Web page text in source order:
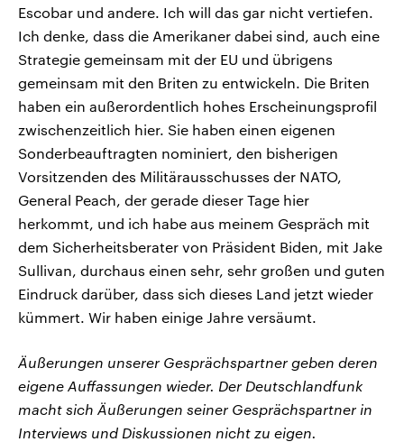
Escobar und andere. Ich will das gar nicht vertiefen.
Ich denke, dass die Amerikaner dabei sind, auch eine
Strategie gemeinsam mit der EU und übrigens
gemeinsam mit den Briten zu entwickeln. Die Briten
haben ein außerordentlich hohes Erscheinungsprofil
zwischenzeitlich hier. Sie haben einen eigenen
Sonderbeauftragten nominiert, den bisherigen
Vorsitzenden des Militärausschusses der NATO,
General Peach, der gerade dieser Tage hier
herkommt, und ich habe aus meinem Gespräch mit
dem Sicherheitsberater von Präsident Biden, mit Jake
Sullivan, durchaus einen sehr, sehr großen und guten
Eindruck darüber, dass sich dieses Land jetzt wieder
kümmert. Wir haben einige Jahre versäumt.
Äußerungen unserer Gesprächspartner geben deren
eigene Auffassungen wieder. Der Deutschlandfunk
macht sich Äußerungen seiner Gesprächspartner in
Interviews und Diskussionen nicht zu eigen.